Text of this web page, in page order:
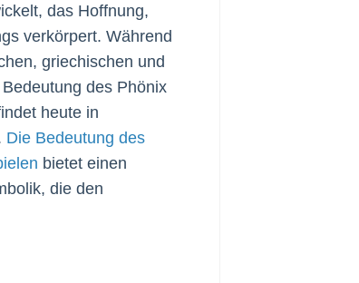
das Hoffnung,
verkörpert. Während
griechischen und
des Phönix
heute in
Die Bedeutung des
bietet einen
die den